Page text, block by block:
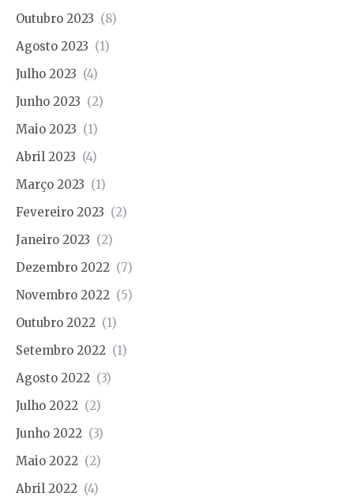
Outubro 2023 (8)
Agosto 2023 (1)
Julho 2023 (4)
Junho 2023 (2)
Maio 2023 (1)
Abril 2023 (4)
Março 2023 (1)
Fevereiro 2023 (2)
Janeiro 2023 (2)
Dezembro 2022 (7)
Novembro 2022 (5)
Outubro 2022 (1)
Setembro 2022 (1)
Agosto 2022 (3)
Julho 2022 (2)
Junho 2022 (3)
Maio 2022 (2)
Abril 2022 (4)